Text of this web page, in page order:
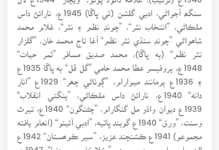
سنگھ آجواڻي، ادبي گلشن (ٽي ڀاڱا) 1945ع، نارائڻ داس
ملڪاڻي، ”انتخاب نثر“، ”چونڊ نظم ۽ نثر“، غلام محمد
شاھواڻي ”چونڊ سنڌي نثر نظم“ آغا تاج محمد خان، ”گلزار
نثر نظم“ (ٻه ڀاڱا)، محمد صديق مسافر ”ثمر حيات“
۽ 1936ع پرمانند ميوارام، ”ڳوٺاڻي چھر“ 1929ع ”انار
دانه“ 1940ع، نارائڻ داس ملڪاڻي، ”پنگتي انقلاب“
وسنت، ”ورق“ 1940ع گوبند ڀاٽيه، ”ادبي آئينو“ (انعام يافته